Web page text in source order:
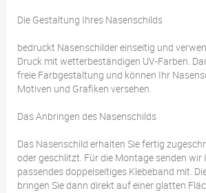
Die Gestaltung Ihres Nasenschilds
bedruckt Nasenschilder einseitig und
Druck mit wetterbeständigen UV-Farben.
freie Farbgestaltung und können Ihr
Motiven und Grafiken versehen.
Das Anbringen des Nasenschilds
Das Nasenschild erhalten Sie fertig
oder geschlitzt. Für die Montage senden wir
passendes doppelseitiges Klebeband mit.
bringen Sie dann direkt auf einer glatten